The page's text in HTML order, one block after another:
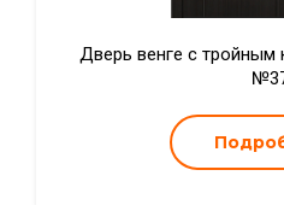
Дверь венге с тройным